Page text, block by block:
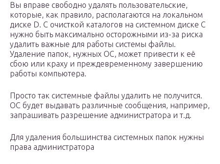
Вы вправе свободно удалять пользовательские,
которые, как правило, располагаются на локальном
диске D. С очисткой каталогов на системном диске С
нужно быть максимально осторожными из-за риска
удалить важные для работы системы файлы.
Удаление папок, нужных ОС, может привести к её
сбою или краху и преждевременному завершению
работы компьютера.
Просто так системные файлы удалить не получится.
ОС будет выдавать различные сообщения, например,
запрашивать разрешение администратора и т.д.
Для удаления большинства системных папок нужны
права администратора